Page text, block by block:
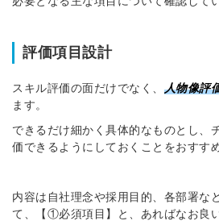
評価項目設計
スキル評価の面だけでなく、 人物像評
ます。
できるだけ細かく具体的なものとし、
価できるようにしておくことをおすす
内容は自社理念や採用目的、各部署な
て、【①必須項目】と、あればなお良